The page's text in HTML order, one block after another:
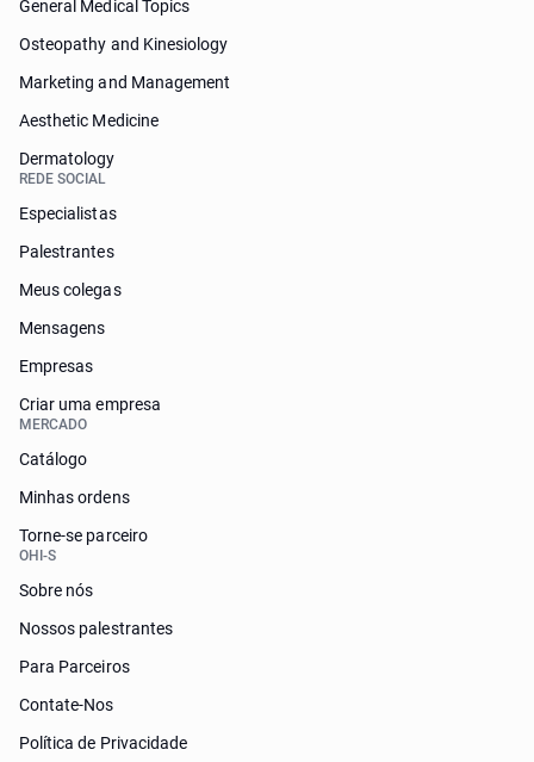
General Medical Topics
Osteopathy and Kinesiology
Marketing and Management
Aesthetic Medicine
Dermatology
REDE SOCIAL
Especialistas
Palestrantes
Meus colegas
Mensagens
Empresas
Criar uma empresa
MERCADO
Catálogo
Minhas ordens
Torne-se parceiro
OHI-S
Sobre nós
Nossos palestrantes
Para Parceiros
Contate-Nos
Política de Privacidade